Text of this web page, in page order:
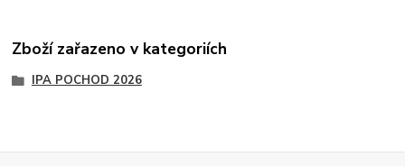
Zboží zařazeno v kategoriích
IPA POCHOD 2026